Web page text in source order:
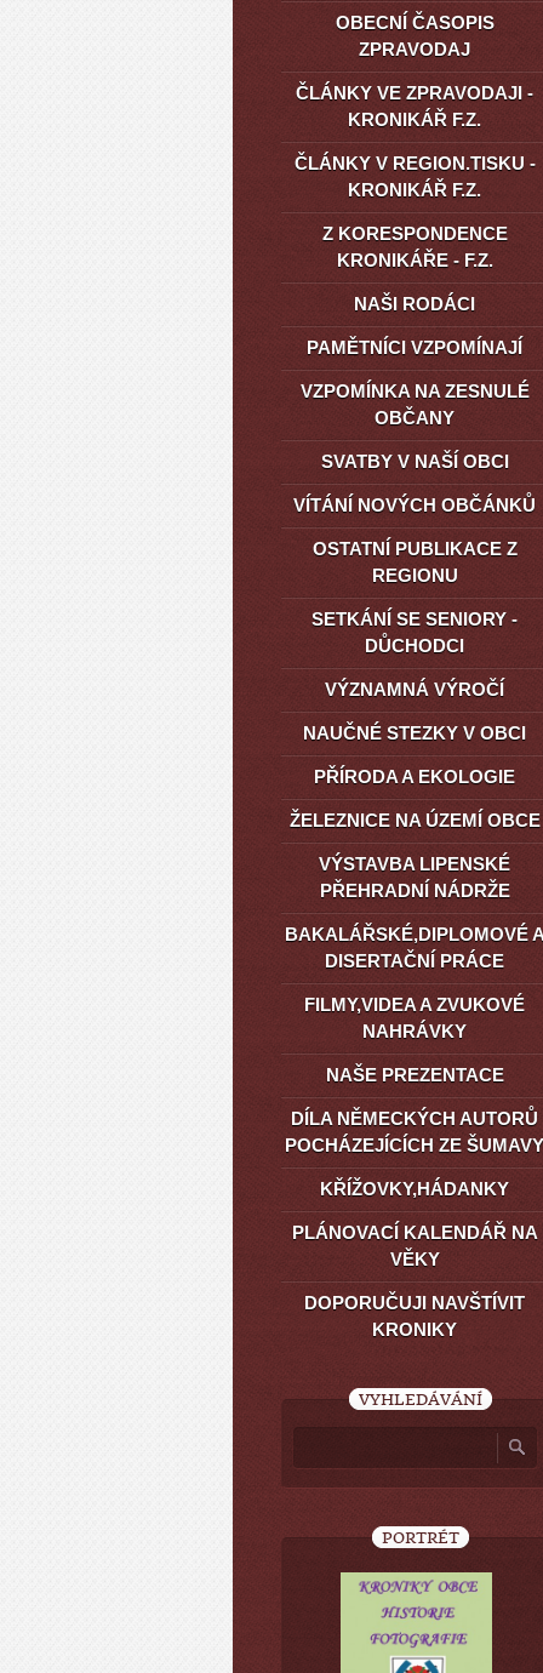
OBECNÍ ČASOPIS
ZPRAVODAJ
ČLÁNKY VE ZPRAVODAJI -
KRONIKÁŘ F.Z.
ČLÁNKY V REGION.TISKU -
KRONIKÁŘ F.Z.
Z KORESPONDENCE
KRONIKÁŘE - F.Z.
NAŠI RODÁCI
PAMĚTNÍCI VZPOMÍNAJÍ
VZPOMÍNKA NA ZESNULÉ
OBČANY
SVATBY V NAŠÍ OBCI
VÍTÁNÍ NOVÝCH OBČÁNKŮ
OSTATNÍ PUBLIKACE Z
REGIONU
SETKÁNÍ SE SENIORY -
DŮCHODCI
VÝZNAMNÁ VÝROČÍ
NAUČNÉ STEZKY V OBCI
PŘÍRODA A EKOLOGIE
ŽELEZNICE NA ÚZEMÍ OBCE
VÝSTAVBA LIPENSKÉ
PŘEHRADNÍ NÁDRŽE
BAKALÁŘSKÉ,DIPLOMOVÉ
DISERTAČNÍ PRÁCE
FILMY,VIDEA A ZVUKOVÉ
NAHRÁVKY
NAŠE PREZENTACE
DÍLA NĚMECKÝCH AUTORŮ
POCHÁZEJÍCÍCH ZE ŠUMAVY
KŘÍŽOVKY,HÁDANKY
PLÁNOVACÍ KALENDÁŘ NA
VĚKY
DOPORUČUJI NAVŠTÍVIT
KRONIKY
VYHLEDÁVÁNÍ
PORTRÉT